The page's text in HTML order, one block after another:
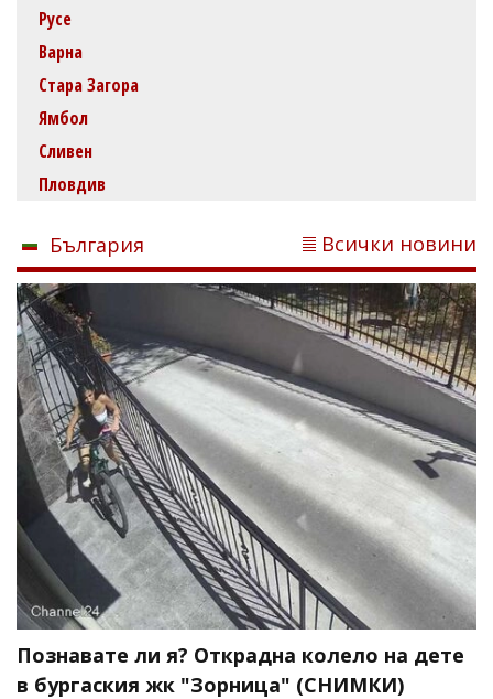
Русе
Варна
Стара Загора
Ямбол
Сливен
Пловдив
България Всички новини
Познавате ли я? Открадна колело на дете
в бургаския жк "Зорница" (СНИМКИ)